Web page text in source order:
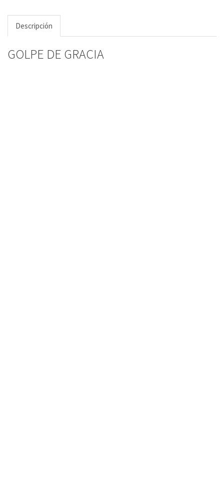
Descripción
GOLPE DE GRACIA